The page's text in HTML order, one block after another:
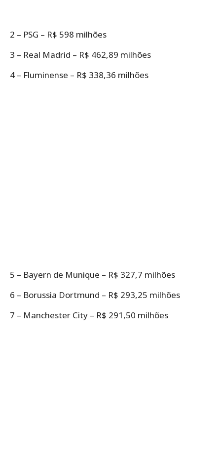
2 – PSG – R$ 598 milhões
3 – Real Madrid – R$ 462,89 milhões
4 – Fluminense – R$ 338,36 milhões
5 – Bayern de Munique – R$ 327,7 milhões
6 – Borussia Dortmund – R$ 293,25 milhões
7 – Manchester City – R$ 291,50 milhões